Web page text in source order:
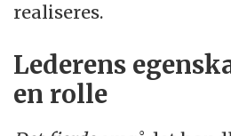
realiseres.
Lederens
en rolle